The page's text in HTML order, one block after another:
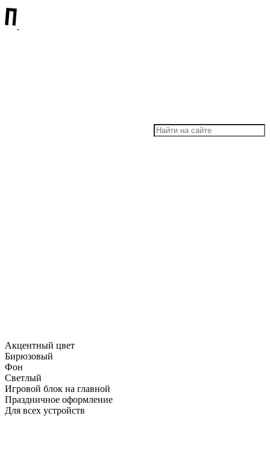
Акцентный цвет
Бирюзовый
Фон
Светлый
Игровой блок на главной
Праздничное оформление
Для всех устройств